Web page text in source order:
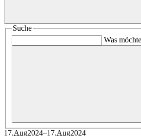
Suche
Was
17.Aug2024–17.Aug2024